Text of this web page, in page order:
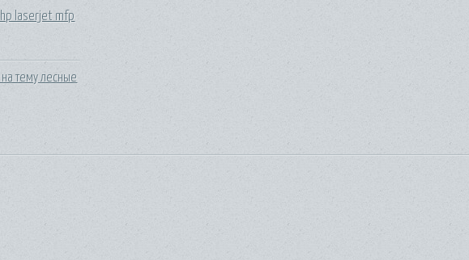
laserjet mfp
тему лесные